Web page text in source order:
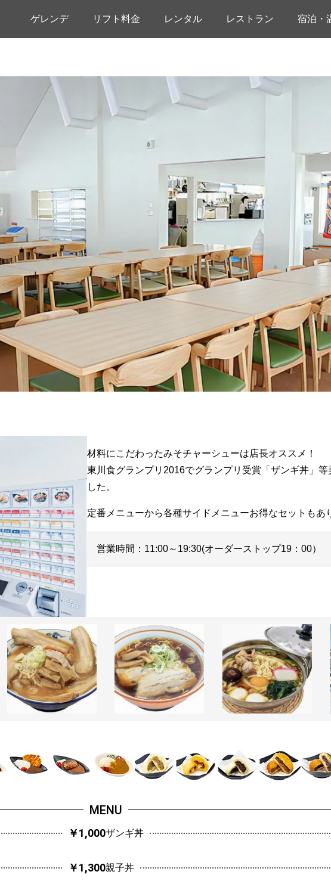
ゲレンデ リフト料金 レンタル レストラン 宿泊・
材料にこだわったみそチャーシューは店長オススメ！
東川食グランプリ2016でグランプリ受賞「ザンギ丼」等
した。
定番メニューから各種サイドメニューお得なセットもあ
営業時間：11:00～19:30(オーダーストップ19：00）
MENU
￥1,000
￥1,300
ザンギ丼
親子丼